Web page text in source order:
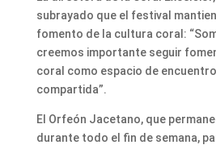
subrayado que el festival
fomento de la cultura coral:
creemos importante seguir
coral como espacio de
compartida”.
El Orfeón Jacetano, que
durante todo el fin de semana,